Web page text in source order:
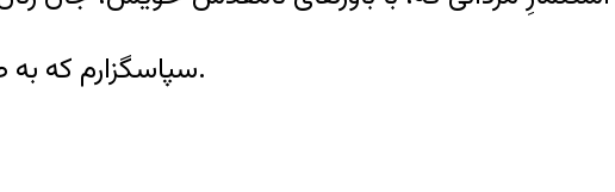
سپاسگزارم که به صحبت های من توجه کردید.